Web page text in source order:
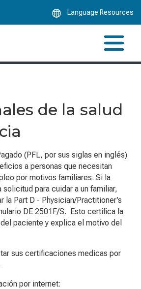
Language Resources
de la salud
(PFL, por sus siglas en inglés)
a personas que necesitan
por motivos familiares. Si la
solicitud para cuidar a un familiar,
la Part D - Physician/Practitioner’s
DE 2501F/S. Esto certifica la
paciente y explica el motivo del
sus certificaciones medicas por
por internet: